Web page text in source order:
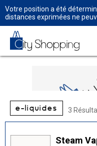
Votre position a été
distances exprimées ne
e-liquides 3
Steam